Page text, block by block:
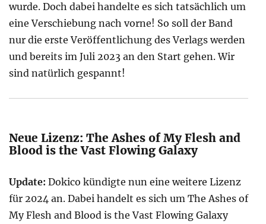
wurde. Doch dabei handelte es sich tatsächlich um
eine Verschiebung nach vorne! So soll der Band
nur die erste Veröffentlichung des Verlags werden
und bereits im Juli 2023 an den Start gehen. Wir
sind natürlich gespannt!
Neue Lizenz: The Ashes of My Flesh and
Blood is the Vast Flowing Galaxy
Update: Dokico kündigte nun eine weitere Lizenz
für 2024 an. Dabei handelt es sich um The Ashes of
My Flesh and Blood is the Vast Flowing Galaxy